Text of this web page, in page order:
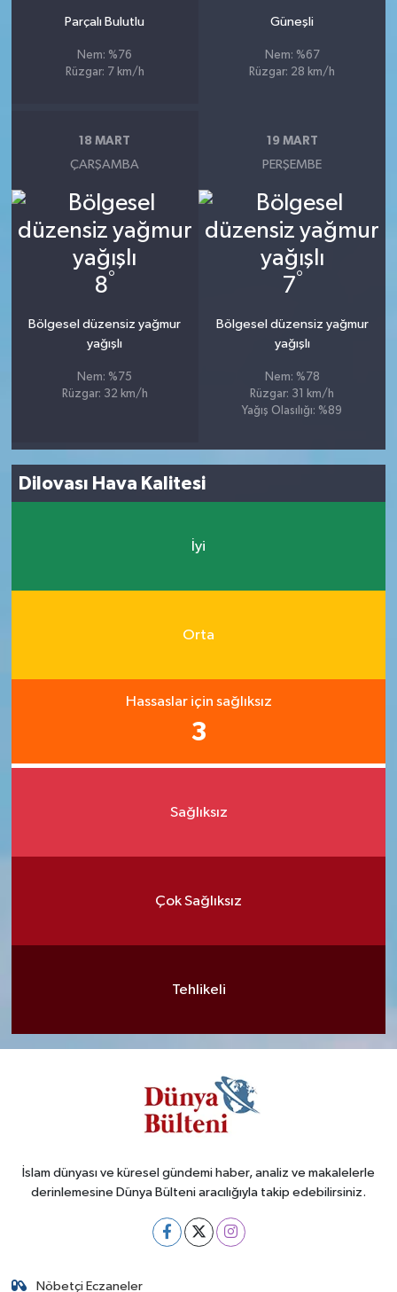
Parçalı Bulutlu
Nem: %76
Rüzgar: 7 km/h
Güneşli
Nem: %67
Rüzgar: 28 km/h
18 MART
ÇARŞAMBA
8°
Bölgesel düzensiz yağmur
yağışlı
Nem: %75
Rüzgar: 32 km/h
19 MART
PERŞEMBE
7°
Bölgesel düzensiz yağmur
yağışlı
Nem: %78
Rüzgar: 31 km/h
Yağış Olasılığı: %89
Dilovası Hava Kalitesi
İyi
Orta
Hassaslar için sağlıksız
3
Sağlıksız
Çok Sağlıksız
Tehlikeli
İslam dünyası ve küresel gündemi haber, analiz ve makalelerle
derinlemesine Dünya Bülteni aracılığıyla takip edebilirsiniz.
Nöbetçi Eczaneler